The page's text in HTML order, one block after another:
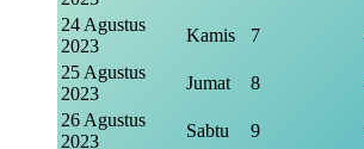
24 Agustus
2023
Kamis 7
25 Agustus
2023
Jumat 8
26 Agustus
2023
Sabtu 9